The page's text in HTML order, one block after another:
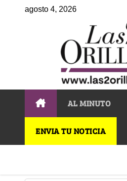
agosto 4, 2026
AL MINUTO
ENVIA TU NOTICIA